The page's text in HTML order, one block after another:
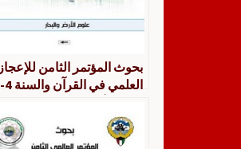
بحوث المؤتمر الثامن للإعجاز
العلمي في القرآن والسنة 4-